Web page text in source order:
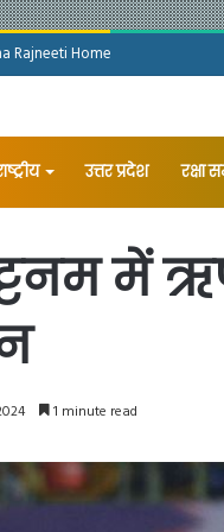
Rajneeti Home
उत्तर प्रदेश रक्षा
में
1 minute read